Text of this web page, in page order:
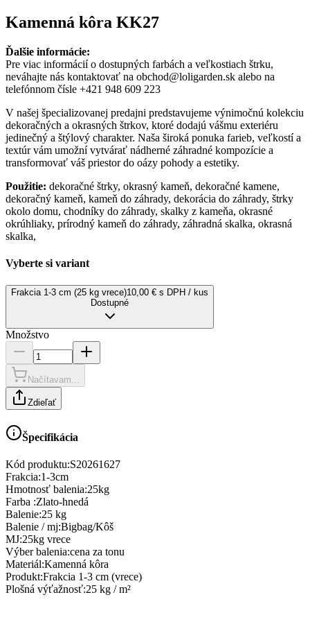
Kamenná kôra KK27
Ďalšie informácie:
Pre viac informácií o dostupných farbách a veľkostiach štrku,
neváhajte nás kontaktovať na obchod@loligarden.sk alebo na
telefónnom čísle +421 948 609 223
V našej špecializovanej predajni predstavujeme výnimočnú kolekciu
dekoračných a okrasných štrkov, ktoré dodajú vášmu exteriéru
jedinečný a štýlový charakter. Naša široká ponuka farieb, veľkostí a
textúr vám umožní vytvárať nádherné záhradné kompozície a
transformovať váš priestor do oázy pohody a estetiky.
Použitie: dekoračné štrky, okrasný kameň, dekoračné kamene,
dekoračný kameň, kameň do záhrady, dekorácia do záhrady, štrky
okolo domu, chodníky do záhrady, skalky z kameňa, okrasné
okrúhliaky, prírodný kameň do záhrady, záhradná skalka, okrasná
skalka,
Vyberte si variant
Frakcia 1-3 cm (25 kg vrece)10,00 € s DPH / kus
Dostupné
Množstvo
Načítavam...
Zdieľať
Špecifikácia
Kód produktu:S20261627
Frakcia:1-3cm
Hmotnosť balenia:25kg
Farba :Zlato-hnedá
Balenie:25 kg
Balenie / mj:Bigbag/Kôš
MJ:25kg vrece
Výber balenia:cena za tonu
Materiál:Kamenná kôra
Produkt:Frakcia 1-3 cm (vrece)
Plošná výťažnosť:25 kg / m²